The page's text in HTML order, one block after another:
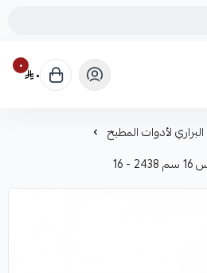
٠ ٠
البراري لأدوات المطبخ